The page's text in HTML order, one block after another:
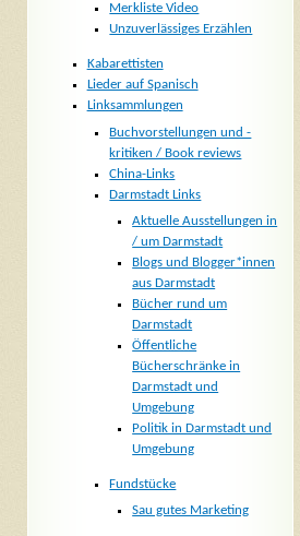
Merkliste Video
Unzuverlässiges Erzählen
Kabarettisten
Lieder auf Spanisch
Linksammlungen
Buchvorstellungen und -
kritiken / Book reviews
China-Links
Darmstadt Links
Aktuelle Ausstellungen in
/ um Darmstadt
Blogs und Blogger*innen
aus Darmstadt
Bücher rund um
Darmstadt
Öffentliche
Bücherschränke in
Darmstadt und
Umgebung
Politik in Darmstadt und
Umgebung
Fundstücke
Sau gutes Marketing